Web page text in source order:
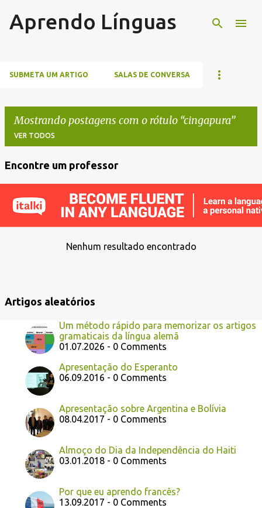
Pular para o conteúdo principal
Aprendo Línguas
SUBMETA UM ARTIGO SALAS DE CONVERSA
Mostrando postagens com o rótulo cingapura
VER TODOS
t
s
Encontre um professor
Nenhum resultado encontrado
Artigos aleatórios
Um método rápido para memorizar os artigos
gramaticais da língua alemã
01.07.2026 - 0 Comments
Apresentação do Esperanto
06.09.2016 - 0 Comments
Apresentação sobre Argentina e Bolívia
08.04.2017 - 0 Comments
Almoço do Dia da Independência do Haiti
03.01.2018 - 0 Comments
Por que eu aprendo francês?
13.09.2017 - 0 Comments